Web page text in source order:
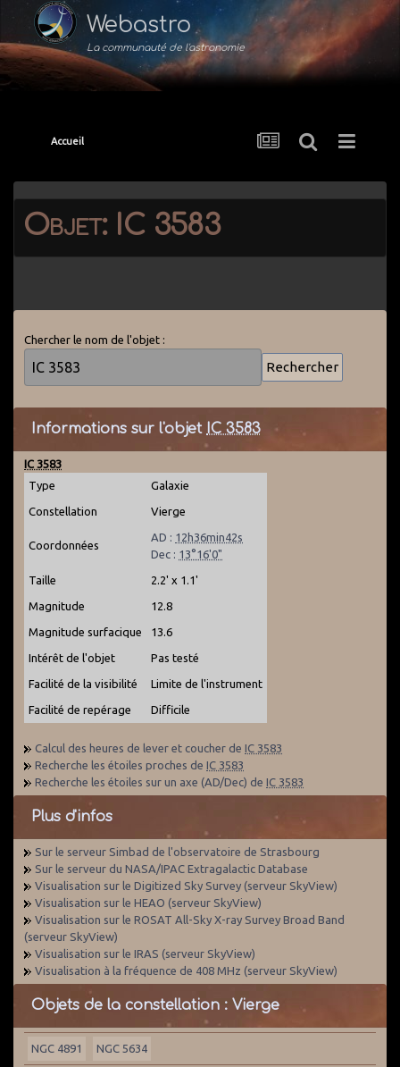
Webastro
La communauté de l'astronomie
Accueil
Objet: IC 3583
Chercher le nom de l'objet :
Informations sur l'objet IC 3583
IC 3583
Type
Galaxie
Constellation Vierge
Coordonnées
AD : 12h36min42s
Dec : 13°16'0"
Taille 2.2' x 1.1'
Magnitude 12.8
Magnitude surfacique 13.6
Intérêt de l'objet Pas testé
Facilité de la visibilité Limite de l'instrument
Facilité de repérage Difficile
Calcul des heures de lever et coucher de IC 3583
Recherche les étoiles proches de IC 3583
Recherche les étoiles sur un axe (AD/Dec) de IC 3583
Plus d'infos
Sur le serveur Simbad de l'observatoire de Strasbourg
Sur le serveur du NASA/IPAC Extragalactic Database
Visualisation sur le Digitized Sky Survey (serveur SkyView)
Visualisation sur le HEAO (serveur SkyView)
Visualisation sur le ROSAT All-Sky X-ray Survey Broad Band
(serveur SkyView)
Visualisation sur le IRAS (serveur SkyView)
Visualisation à la fréquence de 408 MHz (serveur SkyView)
Objets de la constellation : Vierge
NGC 4891 NGC 5634